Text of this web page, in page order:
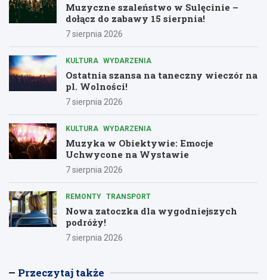
Muzyczne szaleństwo w Sulęcinie –
dołącz do zabawy 15 sierpnia!
7 sierpnia 2026
KULTURA WYDARZENIA
Ostatnia szansa na taneczny wieczór na
pl. Wolności!
7 sierpnia 2026
KULTURA WYDARZENIA
Muzyka w Obiektywie: Emocje
Uchwycone na Wystawie
7 sierpnia 2026
REMONTY TRANSPORT
Nowa zatoczka dla wygodniejszych
podróży!
7 sierpnia 2026
Przeczytaj także